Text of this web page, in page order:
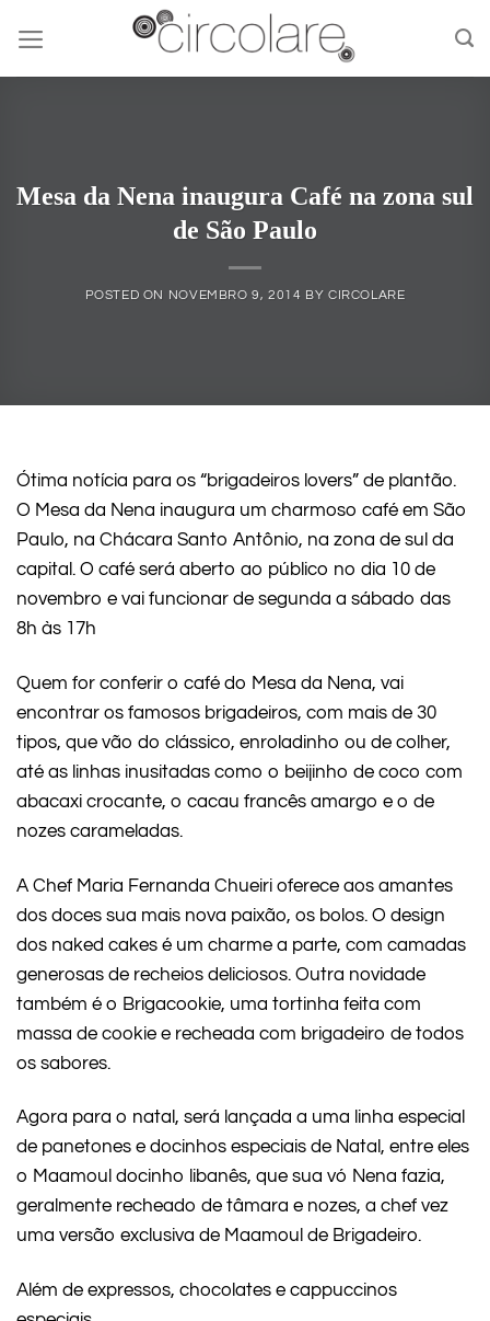
content
Mesa da Nena inaugura Café na zona sul
de São Paulo
POSTED ON NOVEMBRO 9, 2014 BY CIRCOLARE
Ótima notícia para os “brigadeiros lovers” de plantão.
O Mesa da Nena inaugura um charmoso café em São
Paulo, na Chácara Santo Antônio, na zona de sul da
capital. O café será aberto ao público no dia 10 de
novembro e vai funcionar de segunda a sábado das
8h às 17h
Quem for conferir o café do Mesa da Nena, vai
encontrar os famosos brigadeiros, com mais de 30
tipos, que vão do clássico, enroladinho ou de colher,
até as linhas inusitadas como o beijinho de coco com
abacaxi crocante, o cacau francês amargo e o de
nozes carameladas.
A Chef Maria Fernanda Chueiri oferece aos amantes
dos doces sua mais nova paixão, os bolos. O design
dos naked cakes é um charme a parte, com camadas
generosas de recheios deliciosos. Outra novidade
também é o Brigacookie, uma tortinha feita com
massa de cookie e recheada com brigadeiro de todos
os sabores.
Agora para o natal, será lançada a uma linha especial
de panetones e docinhos especiais de Natal, entre eles
o Maamoul docinho libanês, que sua vó Nena fazia,
geralmente recheado de tâmara e nozes, a chef vez
uma versão exclusiva de Maamoul de Brigadeiro.
Além de expressos, chocolates e cappuccinos